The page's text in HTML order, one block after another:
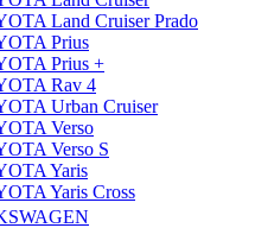
Land Cruiser Prado
Prius
Prius +
Rav 4
Urban Cruiser
Verso
Verso S
Yaris
Yaris Cross